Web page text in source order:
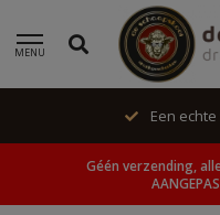
MENU
Een
Géén verzending,